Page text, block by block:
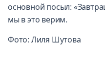
основной посыл:
мы в это верим.
Фото: Лиля Шутова